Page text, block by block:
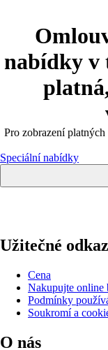
nabídky v
Pro zobrazení
Speciální nabídky
Užitečné
Cena
Nakupujte online
Podmínky
Soukromí a
O nás